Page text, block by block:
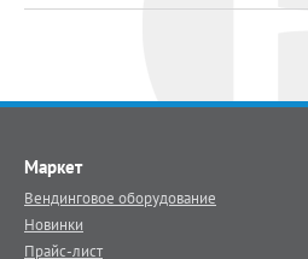
Маркет
Вендинговое оборудование
Новинки
Прайс-лист